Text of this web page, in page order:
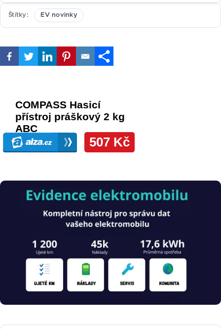
Štítky EV novinky
Obrázek